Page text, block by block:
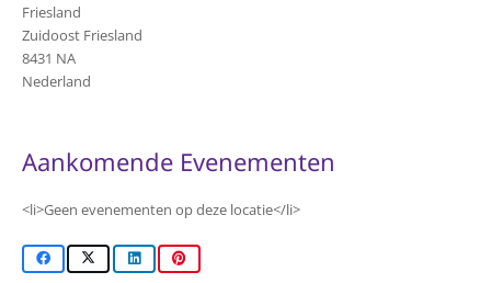
Friesland
Zuidoost Friesland
8431 NA
Nederland
Aankomende Evenementen
<li>Geen evenementen op deze locatie</li>